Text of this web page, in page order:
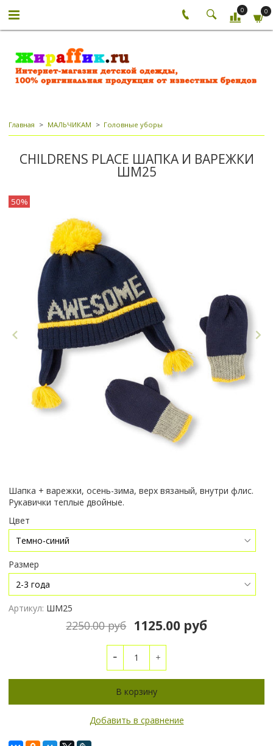
0 0
Главная МАЛЬЧИКАМ Головные уборы
CHILDRENS PLACE ШАПКА И ВАРЕЖКИ
ШМ25
50%
Шапка + варежки, осень-зима, верх вязаный, внутри флис.
Рукавички теплые двойные.
Цвет
Размер
Артикул: ШМ25
2250.00 руб 1125.00 руб
В корзину
Добавить в сравнение